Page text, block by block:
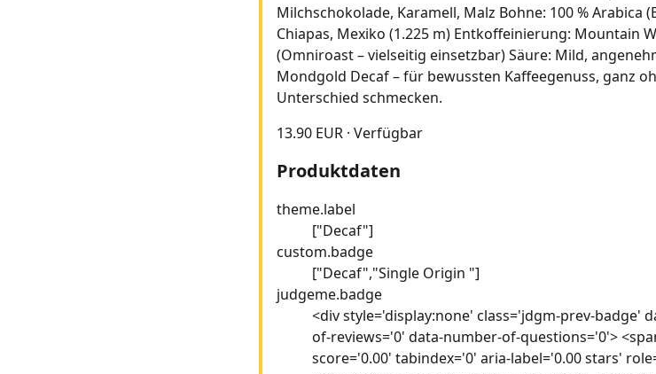
Milchschokolade, Karamell, Malz Bohne: 100 % Arabica
Chiapas, Mexiko (1.225 m) Entkoffeinierung: Mountain
(Omniroast – vielseitig einsetzbar) Säure: Mild,
Mondgold Decaf – für bewussten Kaffeegenuss, ganz
Unterschied schmecken.
13.90 EUR · Verfügbar
Produktdaten
theme.label
["Decaf"]
custom.badge
["Decaf","Single Origin "]
judgeme.badge
<div style='display:none' class='jdgm-prev-badge'
of-reviews='0' data-number-of-questions='0'>
score='0.00' tabindex='0' aria-label='0.00 stars'